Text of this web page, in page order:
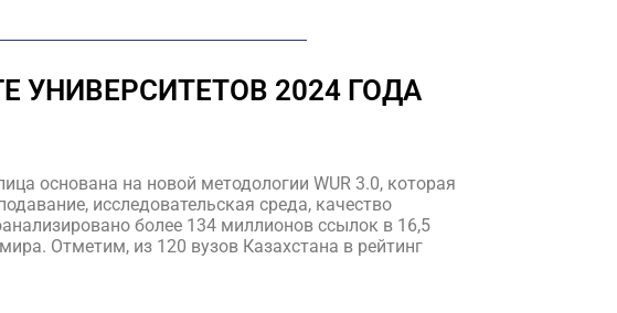
УНИВЕРСИТЕТОВ 2024 ГОДА
основана на новой методологии WUR 3.0, которая
исследовательская среда, качество
более 134 миллионов ссылок в 16,5
Отметим, из 120 вузов Казахстана в рейтинг